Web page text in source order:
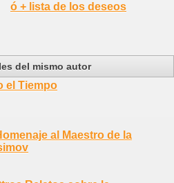
ó + lista de los deseos
del mismo autor
el Tiempo
al Maestro de la